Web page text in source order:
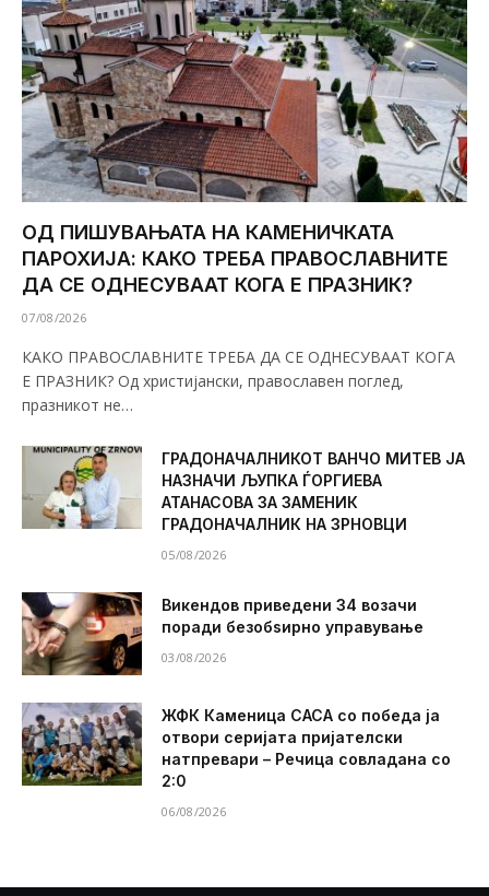
ОД ПИШУВАЊАТА НА КАМЕНИЧКАТА
ПАРОХИЈА: КАКО ТРЕБА ПРАВОСЛАВНИТЕ
ДА СЕ ОДНЕСУВААТ КОГА Е ПРАЗНИК?
07/08/2026
КАКО ПРАВОСЛАВНИТЕ ТРЕБА ДА СЕ ОДНЕСУВААТ КОГА
Е ПРАЗНИК? Од христијански, православен поглед,
празникот не…
ГРАДОНАЧАЛНИКОТ ВАНЧО МИТЕВ ЈА
НАЗНАЧИ ЉУПКА ЃОРГИЕВА
АТАНАСОВА ЗА ЗАМЕНИК
ГРАДОНАЧАЛНИК НА ЗРНОВЦИ
05/08/2026
Викендов приведени 34 возачи
поради безобѕирно управување
03/08/2026
ЖФК Каменица САСА со победа ја
отвори серијата пријателски
натпревари – Речица совладана со
2:0
06/08/2026